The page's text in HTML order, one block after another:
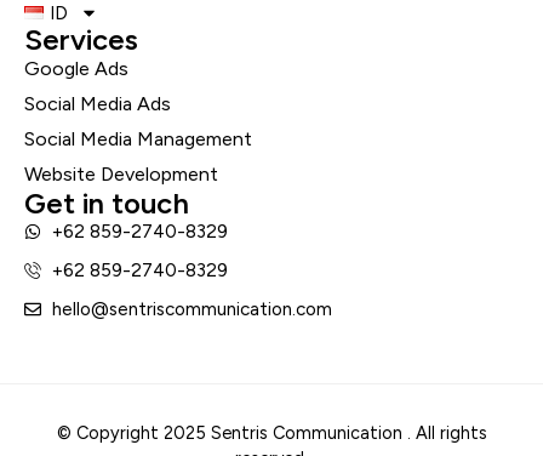
ID
Services
Google Ads
Social Media Ads
Social Media Management
Website Development
Get in touch
+62 859-2740-8329
+62 859-2740-8329
hello@sentriscommunication.com
© Copyright 2025 Sentris Communication . All rights